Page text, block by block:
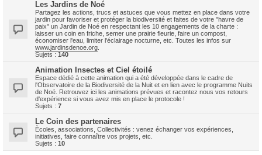
Les Jardins de Noé
Partagez les actions, trucs et astuces que vous mettez en place dans votre
jardin pour favoriser et protéger la biodiversité et faites de votre "havre de
paix" un Jardin de Noé en respectant les 10 engagements de la charte :
laisser un coin en friche, semer une prairie fleurie, faire un compost,
économiser l'eau, limiter l'éclairage nocturne, etc. Toutes les infos sur
www.jardinsdenoe.org
Sujets : 140
Animation Insectes et Ciel étoilé
Espace dédié à cette animation qui a été développée dans le cadre de
l'Observatoire de la Biodiversité de la Nuit et en lien avec le programme Nuits
de Noé. Retrouvez ici les animations prévues et racontez nous vos retours
d'expérience si vous avez mis en place le protocole !
Sujets : 7
Le Coin des partenaires
Ècoles, associations, Collectivités : venez échanger vos expériences,
initiatives, faire connaître vos projets, etc.
Sujets : 10